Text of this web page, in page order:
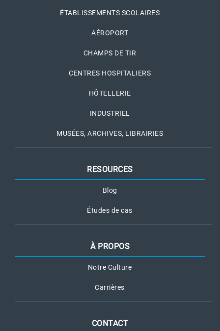
ÉTABLISSEMENTS SCOLAIRES
AÉROPORT
CHAMPS DE TIR
CENTRES HOSPITALIERS
HÔTELLERIE
INDUSTRIEL
MUSÉES, ARCHIVES, LIBRAIRIES
RESOURCES
Blog
Études de cas
À PROPOS
Notre Culture
Carrières
CONTACT